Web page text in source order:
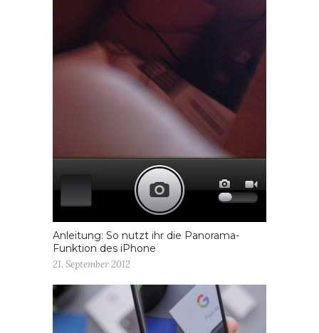
Anleitung: So nutzt ihr die Panorama-
Funktion des iPhone
21. September 2012